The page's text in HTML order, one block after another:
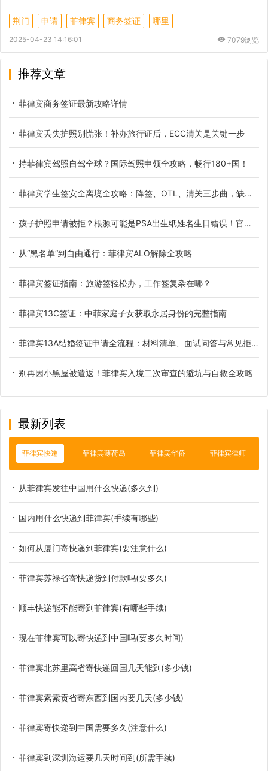
荆门 申请 菲律宾 商务签证 哪里
2025-04-23 14:16:01 7079浏览
推荐文章
菲律宾商务签证最新攻略详情
菲律宾丢失护照别慌张！补办旅行证后，ECC清关是关键一步
持菲律宾驾照自驾全球？国际驾照申领全攻略，畅行180+国！
菲律宾学生签安全离境全攻略：降签、OTL、清关三步曲，缺一不可！
孩子护照申请被拒？根源可能是PSA出生纸姓名生日错误！官方更正流程全解析
从“黑名单”到自由通行：菲律宾ALO解除全攻略
菲律宾签证指南：旅游签轻松办，工作签复杂在哪？
菲律宾13C签证：中菲家庭子女获取永居身份的完整指南
菲律宾13A结婚签证申请全流程：材料清单、面试问答与常见拒签原因解析
别再因小黑屋被遣返！菲律宾入境二次审查的避坑与自救全攻略
最新列表
菲律宾快递 菲律宾薄荷岛 菲律宾华侨 菲律宾律师
从菲律宾发往中国用什么快递(多久到)
国内用什么快递到菲律宾(手续有哪些)
如何从厦门寄快递到菲律宾(要注意什么)
菲律宾苏禄省寄快递货到付款吗(要多久)
顺丰快递能不能寄到菲律宾(有哪些手续)
现在菲律宾可以寄快递到中国吗(要多久时间)
菲律宾北苏里高省寄快递回国几天能到(多少钱)
菲律宾索索贡省寄东西到国内要几天(多少钱)
菲律宾寄快递到中国需要多久(注意什么)
菲律宾到深圳海运要几天时间到(所需手续)